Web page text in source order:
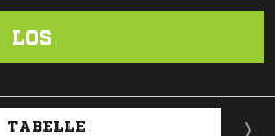
LOS
TABELLE